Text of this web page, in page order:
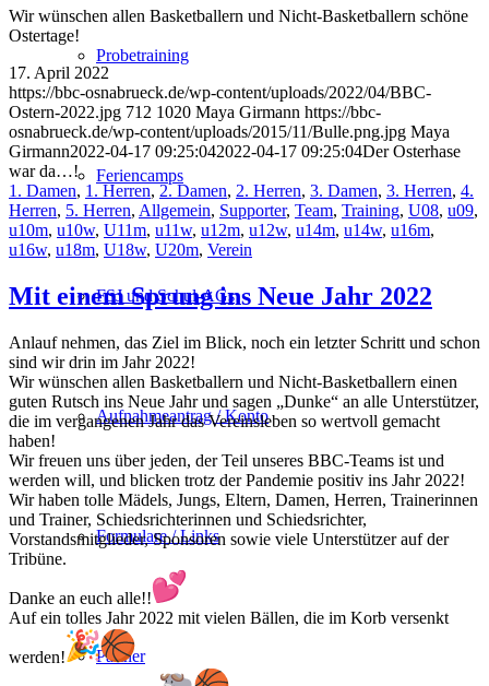
Probetraining
Feriencamps
FSJ und Schul-AGs
Aufnahmeantrag / Konto
Formulare / Links
Partner
Wir wünschen allen Basketballern und Nicht-Basketballern schöne
Ostertage!
17. April 2022
https://bbc-osnabrueck.de/wp-content/uploads/2022/04/BBC-
Ostern-2022.jpg 712 1020 Maya Girmann https://bbc-
osnabrueck.de/wp-content/uploads/2015/11/Bulle.png.jpg Maya
Girmann2022-04-17 09:25:042022-04-17 09:25:04Der Osterhase
war da…!
1. Damen, 1. Herren, 2. Damen, 2. Herren, 3. Damen, 3. Herren, 4.
Herren, 5. Herren, Allgemein, Supporter, Team, Training, U08, u09,
u10m, u10w, U11m, u11w, u12m, u12w, u14m, u14w, u16m,
u16w, u18m, U18w, U20m, Verein
Mit einem Sprung ins Neue Jahr 2022
Anlauf nehmen, das Ziel im Blick, noch ein letzter Schritt und schon
sind wir drin im Jahr 2022!
Wir wünschen allen Basketballern und Nicht-Basketballern einen
guten Rutsch ins Neue Jahr und sagen „Dunke“ an alle Unterstützer,
die im vergangenen Jahr das Vereinsleben so wertvoll gemacht
haben!
Wir freuen uns über jeden, der Teil unseres BBC-Teams ist und
werden will, und blicken trotz der Pandemie positiv ins Jahr 2022!
Wir haben tolle Mädels, Jungs, Eltern, Damen, Herren, Trainerinnen
und Trainer, Schiedsrichterinnen und Schiedsrichter,
Vorstandsmitglieder, Sponsoren sowie viele Unterstützer auf der
Tribüne.
Danke an euch alle!!
Auf ein tolles Jahr 2022 mit vielen Bällen, die im Korb versenkt
werden!